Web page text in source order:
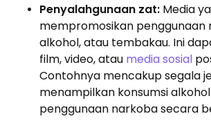
Penyalahgunaan zat: Media
mempromosikan penggunaan
alkohol, atau tembakau. Ini
film, video, atau media sosial
Contohnya mencakup segala
menampilkan konsumsi
penggunaan narkoba secara